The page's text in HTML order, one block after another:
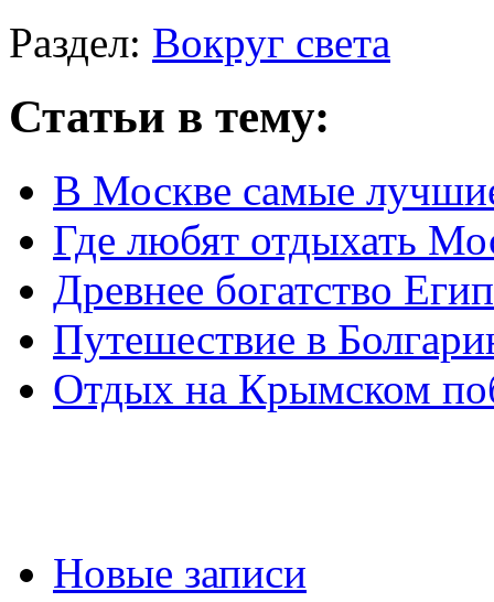
Раздел: Вокруг света
Статьи в тему:
В Москве самые
Где любят отдыхать
Древнее богатство
Путешествие в
Отдых на Крымском
Новые записи